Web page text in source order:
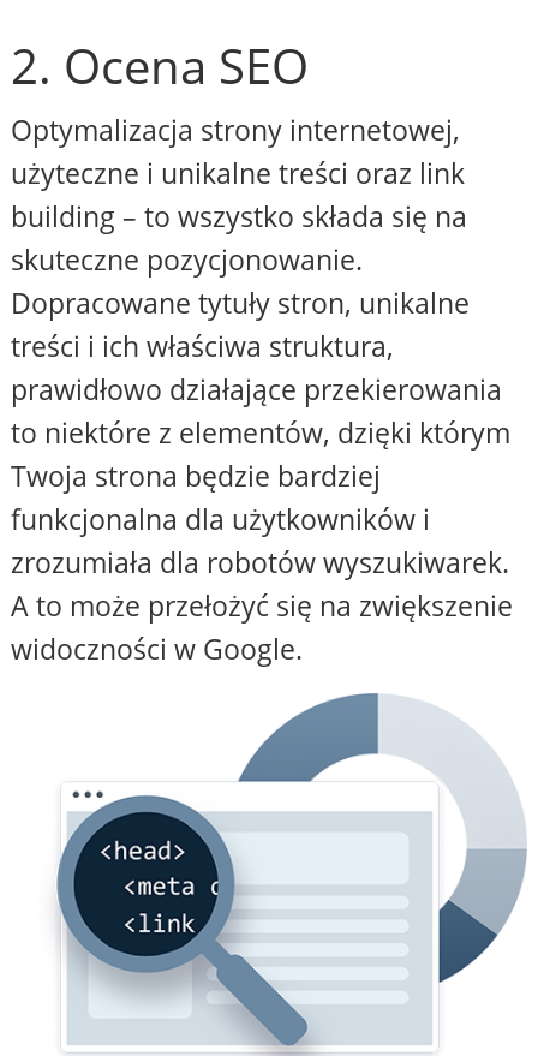
2. Ocena SEO
Optymalizacja strony internetowej,
użyteczne i unikalne treści oraz link
building – to wszystko składa się na
skuteczne pozycjonowanie.
Dopracowane tytuły stron, unikalne
treści i ich właściwa struktura,
prawidłowo działające przekierowania
to niektóre z elementów, dzięki którym
Twoja strona będzie bardziej
funkcjonalna dla użytkowników i
zrozumiała dla robotów wyszukiwarek.
A to może przełożyć się na zwiększenie
widoczności w Google.